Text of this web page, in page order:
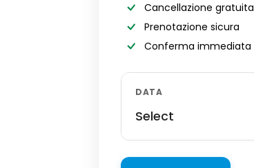
Cancellazione gratuita
Prenotazione sicura
Conferma immediata
DATA
Select